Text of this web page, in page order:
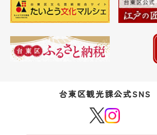
台東区観光課公式SNS